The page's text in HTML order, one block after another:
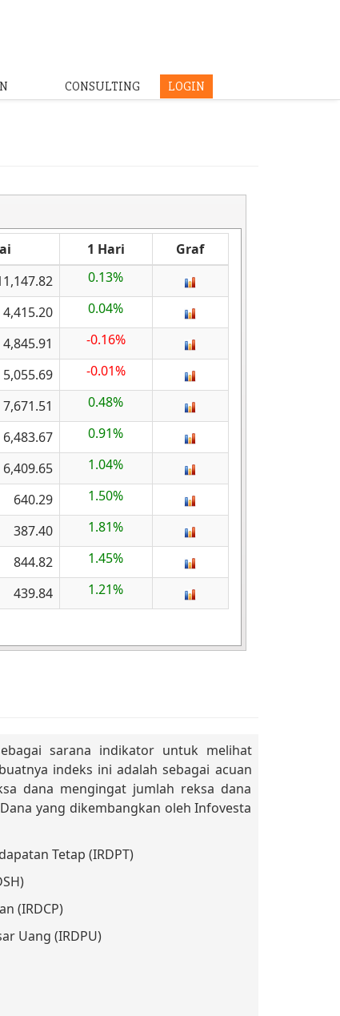
CONSULTING LOGIN
1 Hari
Graf
0.13%
4,415.20
0.04%
4,845.91
-0.16%
5,055.69
-0.01%
7,671.51
0.48%
6,483.67
0.91%
6,409.65
1.04%
640.29
1.50%
387.40
1.81%
844.82
1.45%
439.84 1.21%
sarana indikator untuk melihat
indeks ini adalah sebagai acuan
dana mengingat jumlah reksa dana
yang dikembangkan oleh Infovesta
Tetap (IRDPT)
(IRDCP)
Uang (IRDPU)